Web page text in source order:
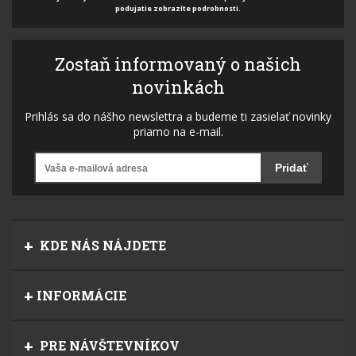
podujatie zobrazíte podrobnosti.
Zostaň informovaný o našich
novinkách
Prihlás sa do nášho newslettra a budeme ti zasielať novinky
priamo na e-mail.
Pridať
KDE NÁS NÁJDETE
INFORMÁCIE
PRE NÁVŠTEVNÍKOV